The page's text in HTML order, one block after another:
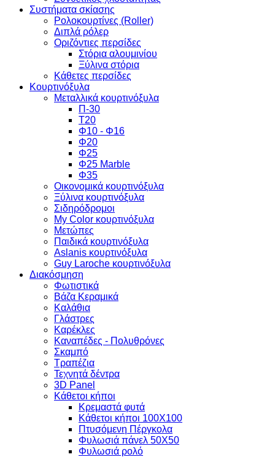
Συστήματα σκίασης
Ρολοκουρτίνες (Roller)
Διπλά ρόλερ
Οριζόντιες περσίδες
Στόρια αλουμινίου
Ξύλινα στόρια
Κάθετες περσίδες
Κουρτινόξυλα
Μεταλλικά κουρτινόξυλα
Π-30
Τ20
Φ10 - Φ16
Φ20
Φ25
Φ25 Marble
Φ35
Οικονομικά κουρτινόξυλα
Ξύλινα κουρτινόξυλα
Σιδηρόδρομοι
My Color κουρτινόξυλα
Μετώπες
Παιδικά κουρτινόξυλα
Aslanis κουρτινόξυλα
Guy Laroche κουρτινόξυλα
Διακόσμηση
Φωτιστικά
Βάζα Κεραμικά
Καλάθια
Γλάστρες
Καρέκλες
Καναπέδες - Πολυθρόνες
Σκαμπό
Τραπέζια
Τεχνητά δέντρα
3D Panel
Κάθετοι κήποι
Κρεμαστά φυτά
Κάθετοι κήποι 100Χ100
Πτυσόμενη Πέργκολα
Φυλωσιά πάνελ 50Χ50
Φυλωσιά ρολό